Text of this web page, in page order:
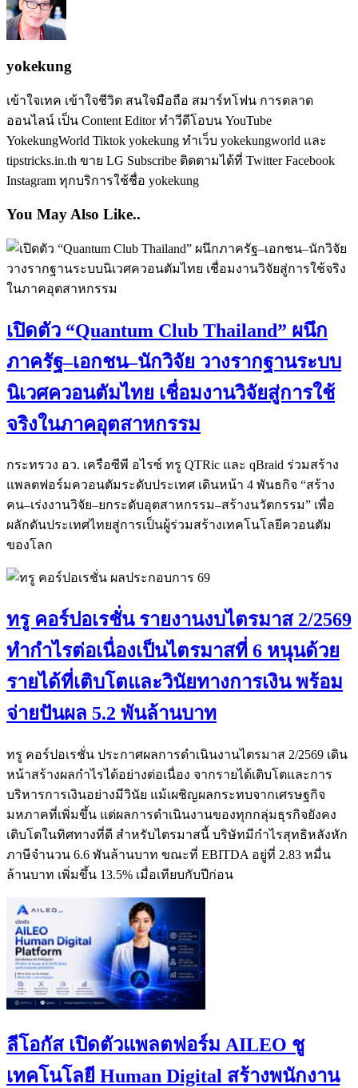
yokekung
เข้าใจเทค เข้าใจชีวิต สนใจมือถือ สมาร์ทโฟน การตลาด
ออนไลน์ เป็น Content Editor ทำวีดีโอบน YouTube
YokekungWorld Tiktok yokekung ทำเว็บ yokekungworld และ
tipstricks.in.th ขาย LG Subscribe ติดตามได้ที่ Twitter Facebook
Instagram ทุกบริการใช้ชื่อ yokekung
You May Also Like..
เปิดตัว “Quantum Club Thailand” ผนึก
ภาครัฐ–เอกชน–นักวิจัย วางรากฐานระบบ
นิเวศควอนตัมไทย เชื่อมงานวิจัยสู่การใช้
จริงในภาคอุตสาหกรรม
กระทรวง อว. เครือซีพี อไรซ์ ทรู QTRic และ qBraid ร่วมสร้าง
แพลตฟอร์มควอนตัมระดับประเทศ เดินหน้า 4 พันธกิจ “สร้าง
คน–เร่งงานวิจัย–ยกระดับอุตสาหกรรม–สร้างนวัตกรรม” เพื่อ
ผลักดันประเทศไทยสู่การเป็นผู้ร่วมสร้างเทคโนโลยีควอนตัม
ของโลก
ทรู คอร์ปอเรชั่น รายงานงบไตรมาส 2/2569
ทำกำไรต่อเนื่องเป็นไตรมาสที่ 6 หนุนด้วย
รายได้ที่เติบโตและวินัยทางการเงิน พร้อม
จ่ายปันผล 5.2 พันล้านบาท
ทรู คอร์ปอเรชั่น ประกาศผลการดำเนินงานไตรมาส 2/2569 เดิน
หน้าสร้างผลกำไรได้อย่างต่อเนื่อง จากรายได้เติบโตและการ
บริหารการเงินอย่างมีวินัย แม้เผชิญผลกระทบจากเศรษฐกิจ
มหภาคที่เพิ่มขึ้น แต่ผลการดำเนินงานของทุกกลุ่มธุรกิจยังคง
เติบโตในทิศทางที่ดี สำหรับไตรมาสนี้ บริษัทมีกำไรสุทธิหลังหัก
ภาษีจำนวน 6.6 พันล้านบาท ขณะที่ EBITDA อยู่ที่ 2.83 หมื่น
ล้านบาท เพิ่มขึ้น 13.5% เมื่อเทียบกับปีก่อน
ลีโอกัส เปิดตัวแพลตฟอร์ม AILEO ชู
เทคโนโลยี Human Digital สร้างพนักงาน